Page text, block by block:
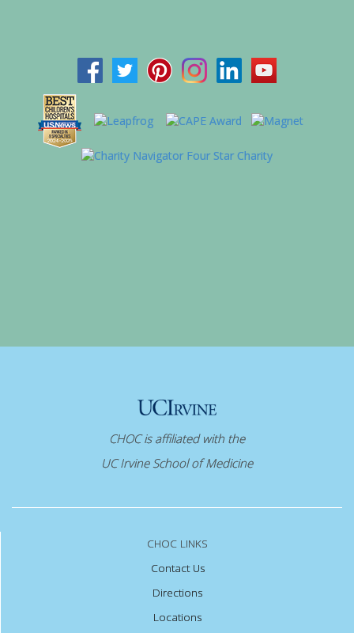
CHOC is affiliated with the
UC Irvine School of Medicine
CHOC LINKS
Contact Us
Directions
Locations